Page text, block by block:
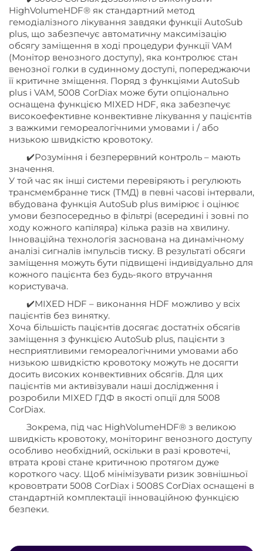
HighVolumeHDF® як стандартний метод
гемодіалізного лікування завдяки функції AutoSub
plus, що забезпечує автоматичну максимізацію
обсягу заміщення в ході процедури функції VAM
(Монітор венозного доступу), яка контролює стан
венозної голки в судинному доступі, попереджаючи
її критичне зміщення. Поряд з функціями AutoSub
plus і VAM, 5008 CorDiax може бути опціонально
оснащена функцією MIXED HDF, яка забезпечує
високоефективне конвективне лікування у пацієнтів
з важкими гемореалогічними умовами і / або
низькою швидкістю кровотоку.
✔️Розуміння і безперервний контроль – мають
значення.
У той час як інші системи перевіряють і регулюють
трансмембранне тиск (TMД) в певні часові інтервали,
вбудована функція AutoSub plus вимірює і оцінює
умови безпосередньо в фільтрі (всередині і зовні по
ходу кожного капіляра) кілька разів на хвилину.
Інноваційна технологія заснована на динамічному
аналізі сигналів імпульсів тиску. В результаті обсяги
заміщення можуть бути підвищені індивідуально для
кожного пацієнта без будь-якого втручання
користувача.
✔️MIXED HDF – виконання HDF можливо у всіх
пацієнтів без винятку.
Хоча більшість пацієнтів досягає достатніх обсягів
заміщення з функцією AutoSub plus, пацієнти з
несприятливими гемореалогічними умовами або
низькою швидкістю кровотоку можуть не досягти
досить високих конвективних обсягів. Для цих
пацієнтів ми активізували наші дослідження і
розробили MIXED ГДФ в якості опції для 5008
CorDiax.
Зокрема, під час HighVolumeHDF® з великою
швидкість кровотоку, моніторинг венозного доступу
особливо необхідний, оскільки в разі кровотечі,
втрата крові стане критичною протягом дуже
короткого часу. Щоб мінімізувати ризик зовнішньої
крововтрати 5008 CorDiax і 5008S CorDiax оснащені в
стандартній комплектації інноваційною функцією
безпеки.